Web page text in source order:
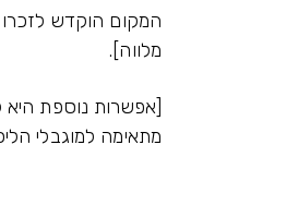
מלווה].
[אפשרות נוספת היא
מתאימה למוגבלי